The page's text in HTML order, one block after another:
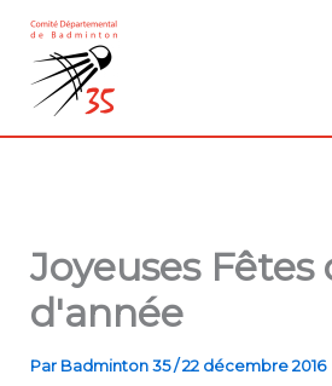
contenu
Joyeuses Fêtes
d'année
Par Badminton 35/22 décembre 2016